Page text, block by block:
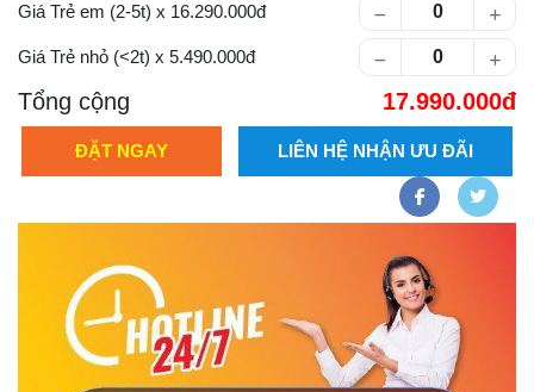
Giá Trẻ em (2-5t) x 16.290.000
Giá Trẻ nhỏ (<2t) x 5.490.000
Tổng cộng 17.990.000